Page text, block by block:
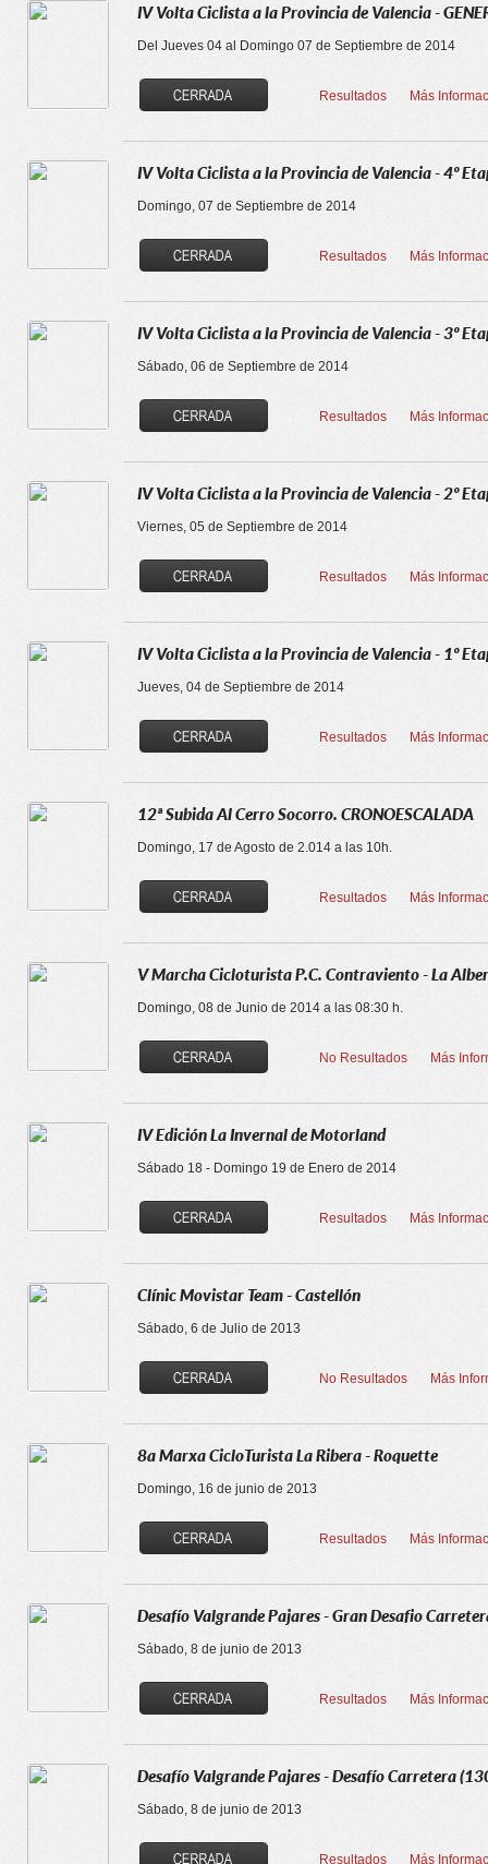
IV Volta Ciclista a la Provincia de Valencia -
Del Jueves 04 al Domingo 07 de Septiembre de 2014
Resultados Más
IV Volta Ciclista a la Provincia de Valencia - 4º
Domingo, 07 de Septiembre de 2014
Resultados Más
IV Volta Ciclista a la Provincia de Valencia - 3º
Sábado, 06 de Septiembre de 2014
Resultados Más
IV Volta Ciclista a la Provincia de Valencia - 2º
Viernes, 05 de Septiembre de 2014
Resultados Más
IV Volta Ciclista a la Provincia de Valencia - 1º
Jueves, 04 de Septiembre de 2014
Resultados Más
12ª Subida Al Cerro Socorro. CRONOESCALADA
Domingo, 17 de Agosto de 2.014 a las 10h.
Resultados Más
V Marcha Cicloturista P.C. Contraviento - La
Domingo, 08 de Junio de 2014 a las 08:30 h.
No Resultados Más
IV Edición La Invernal de Motorland
Sábado 18 - Domingo 19 de Enero de 2014
Resultados Más
Clínic Movistar Team - Castellón
Sábado, 6 de Julio de 2013
No Resultados Más
8a Marxa CicloTurista La Ribera - Roquette
Domingo, 16 de junio de 2013
Resultados Más
Desafío Valgrande Pajares - Gran Desafio
Sábado, 8 de junio de 2013
Resultados Más
Desafío Valgrande Pajares - Desafío Carretera
Sábado, 8 de junio de 2013
Resultados Más